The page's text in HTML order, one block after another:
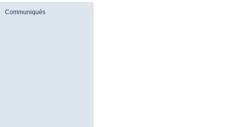
Communiqués